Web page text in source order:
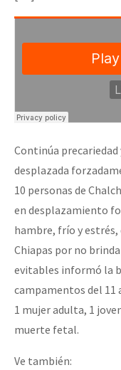
AutonomÍa y
Megaproyectos
Migración
Presos
Mujeres
Niñxs
ETIQUETAS
Audio
Fotorreportaje
Video
Dia 1: Encontro
[CDMX – 20 julio]
“Sonhando a Terra do
Se o México sabe, que
[25 abr – CDMX] Tokín
Continúa
desplazada
10 personas de
en desplazamiento
hambre, frío y
Chiapas por no
evitables informó la
campamentos del 11
1 mujer adulta, 1
muerte fetal.
Ve también: